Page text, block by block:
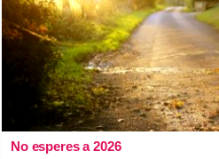
No esperes a 2026